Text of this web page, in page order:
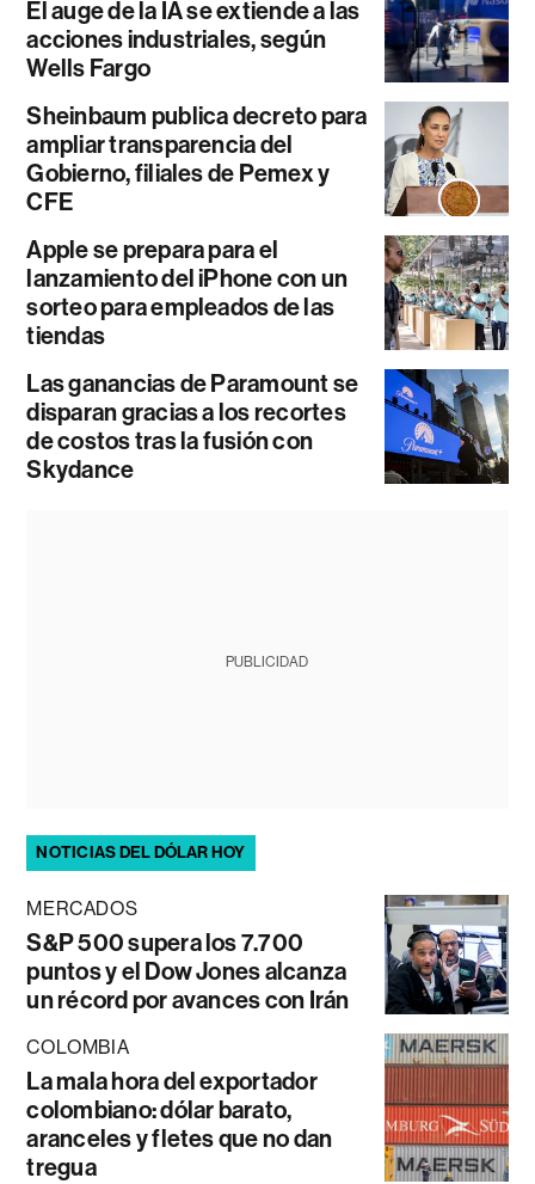
El auge de la IA se extiende a las
acciones industriales, según
Wells Fargo
Sheinbaum publica decreto para
ampliar transparencia del
Gobierno, filiales de Pemex y
CFE
Apple se prepara para el
lanzamiento del iPhone con un
sorteo para empleados de las
tiendas
Las ganancias de Paramount se
disparan gracias a los recortes
de costos tras la fusión con
Skydance
PUBLICIDAD
NOTICIAS DEL DÓLAR HOY
MERCADOS
S&P 500 supera los 7.700
puntos y el Dow Jones alcanza
un récord por avances con Irán
COLOMBIA
La mala hora del exportador
colombiano: dólar barato,
aranceles y fletes que no dan
tregua